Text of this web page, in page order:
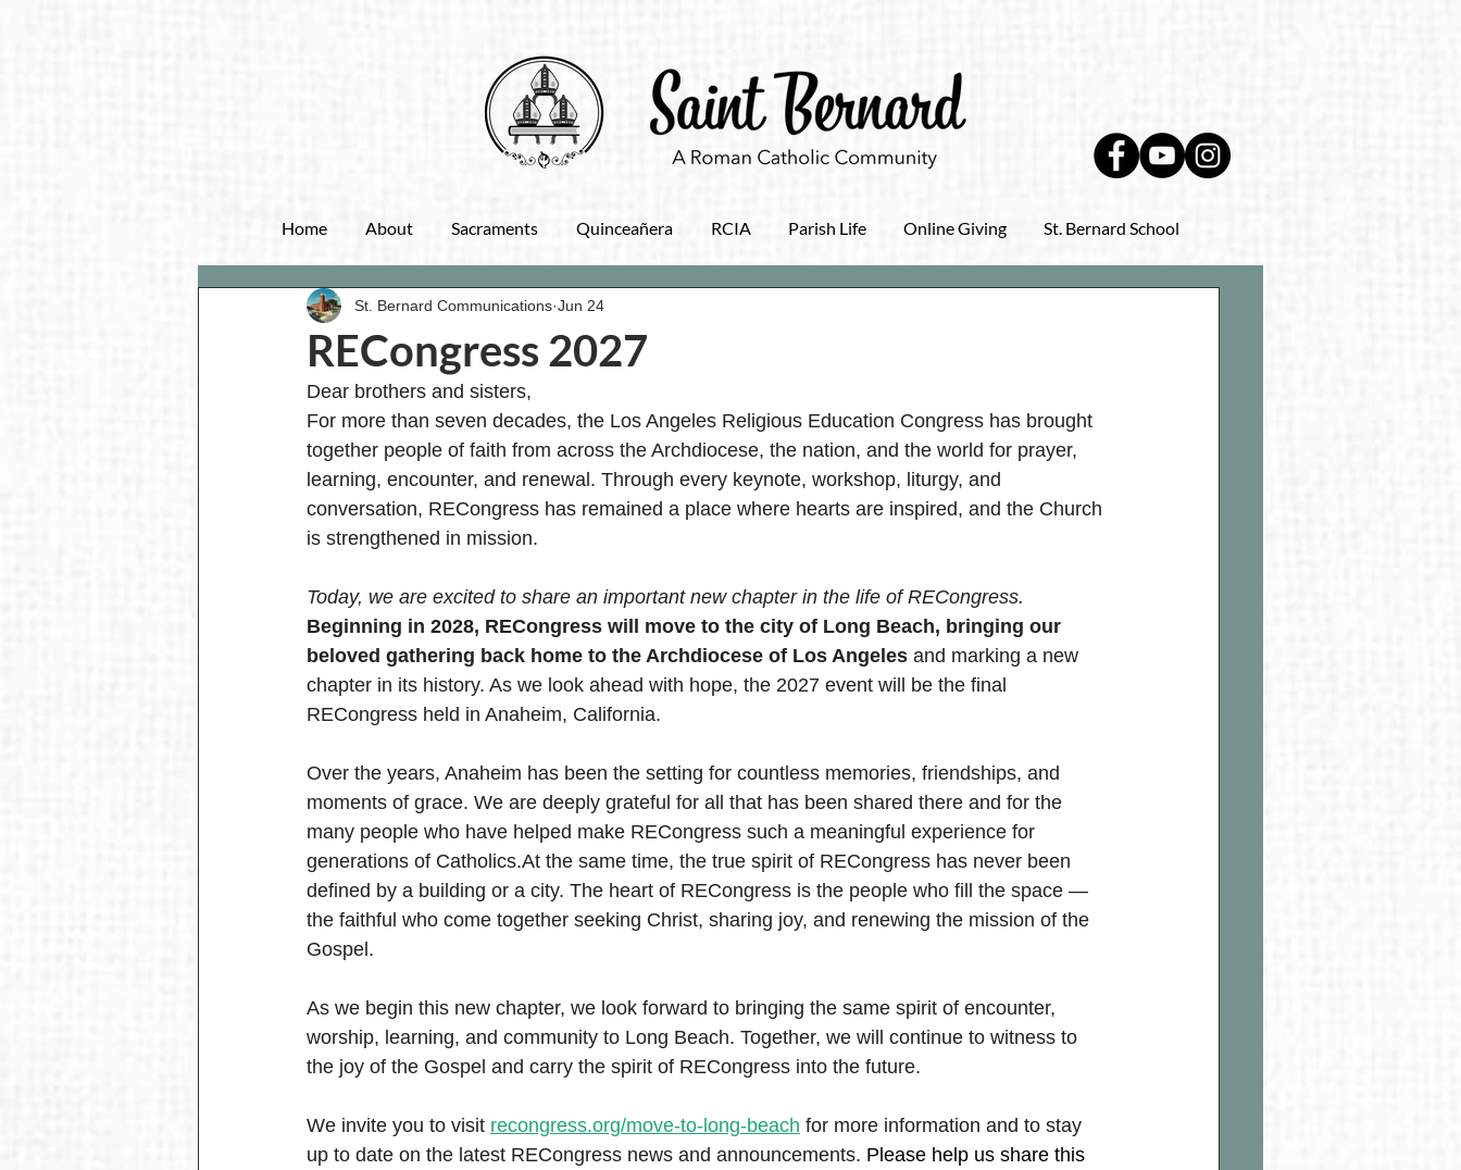
Home About Sacraments Quinceañera RCIA Parish Life Online Giving St. Bernard School
RECongress 2027
St. Bernard Communications Jun 24
Dear brothers and sisters,
For more than seven decades, the Los Angeles Religious Education Congress has brought
together people of faith from across the Archdiocese, the nation, and the world for prayer,
learning, encounter, and renewal. Through every keynote, workshop, liturgy, and
conversation, RECongress has remained a place where hearts are inspired, and the Church
is strengthened in mission.
Today, we are excited to share an important new chapter in the life of RECongress.
Beginning in 2028, RECongress will move to the city of Long Beach, bringing our
beloved gathering back home to the Archdiocese of Los Angeles and marking a new
chapter in its history. As we look ahead with hope, the 2027 event will be the final
RECongress held in Anaheim, California.
Over the years, Anaheim has been the setting for countless memories, friendships, and
moments of grace. We are deeply grateful for all that has been shared there and for the
many people who have helped make RECongress such a meaningful experience for
generations of Catholics.At the same time, the true spirit of RECongress has never been
defined by a building or a city. The heart of RECongress is the people who fill the space —
the faithful who come together seeking Christ, sharing joy, and renewing the mission of the
Gospel.
As we begin this new chapter, we look forward to bringing the same spirit of encounter,
worship, learning, and community to Long Beach. Together, we will continue to witness to
the joy of the Gospel and carry the spirit of RECongress into the future.
We invite you to visit recongress.org/move-to-long-beach for more information and to stay
up to date on the latest RECongress news and announcements. Please help us share this